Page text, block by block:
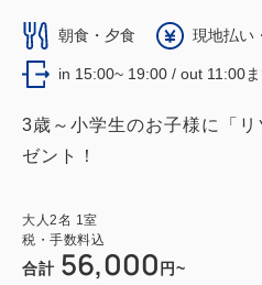
朝食・夕食 現地払い
in 15:00~ 19:00 / out 11:00
3歳～小学生のお子様に「
ゼント！
大人2名 1室
税・手数料込
合計 56,000 円~